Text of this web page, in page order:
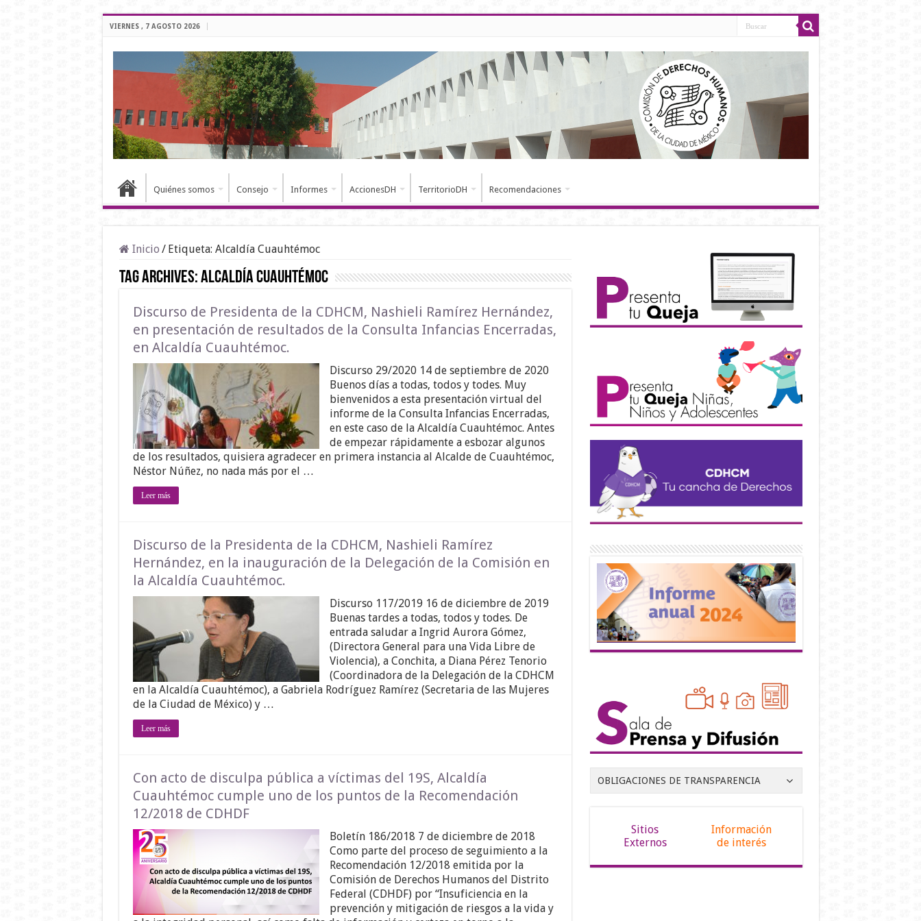
VIERNES , 7 AGOSTO 2026
Quiénes somos Consejo Informes AccionesDH TerritorioDH Recomendaciones
Inicio / Etiqueta: Alcaldía Cuauhtémoc
Tag Archives:Alcaldía Cuauhtémoc
Discurso de Presidenta de la CDHCM, Nashieli Ramírez Hernández,
en presentación de resultados de la Consulta Infancias Encerradas,
en Alcaldía Cuauhtémoc.
Discurso 29/2020 14 de septiembre de 2020
Buenos días a todas, todos y todes. Muy
bienvenidos a esta presentación virtual del
informe de la Consulta Infancias Encerradas,
en este caso de la Alcaldía Cuauhtémoc. Antes
de empezar rápidamente a esbozar algunos
de los resultados, quisiera agradecer en primera instancia al Alcalde de Cuauhtémoc,
Néstor Núñez, no nada más por el …
Leer más
Discurso de la Presidenta de la CDHCM, Nashieli Ramírez
Hernández, en la inauguración de la Delegación de la Comisión en
la Alcaldía Cuauhtémoc.
Discurso 117/2019 16 de diciembre de 2019
Buenas tardes a todas, todos y todes. De
entrada saludar a Ingrid Aurora Gómez,
(Directora General para una Vida Libre de
Violencia), a Conchita, a Diana Pérez Tenorio
(Coordinadora de la Delegación de la CDHCM
en la Alcaldía Cuauhtémoc), a Gabriela Rodríguez Ramírez (Secretaria de las Mujeres
de la Ciudad de México) y …
Leer más
Con acto de disculpa pública a víctimas del 19S, Alcaldía
Cuauhtémoc cumple uno de los puntos de la Recomendación
12/2018 de CDHDF
Boletín 186/2018 7 de diciembre de 2018
Como parte del proceso de seguimiento a la
Recomendación 12/2018 emitida por la
Comisión de Derechos Humanos del Distrito
Federal (CDHDF) por “Insuficiencia en la
prevención y mitigación de riesgos a la vida y
OBLIGACIONES DE TRANSPARENCIA
Sitios
Externos
Información
de interés